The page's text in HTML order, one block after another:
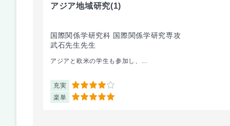
アジア地域研究(1)
国際関係学研究科 国際関係学研究専攻
武石先生先生
アジアと欧米の学生も参加し、...
充実 4
楽単 5